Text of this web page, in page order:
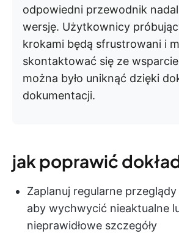
odpowiedni przewodnik
wersję. Użytkownicy
krokami będą sfrustrowani i
skontaktować się ze
można było uniknąć dzięki
dokumentacji.
jak poprawić
Zaplanuj regularne
aby wychwycić nieaktualne
nieprawidłowe szczegóły